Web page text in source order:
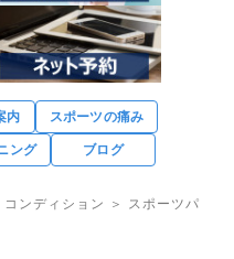
内 スポーツの痛み
ング ブログ
コンディション
＞ スポーツパ